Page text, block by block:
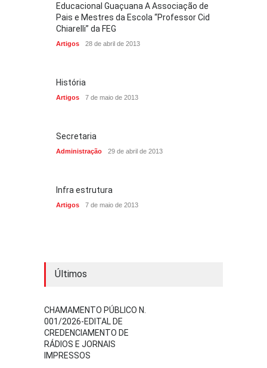
Educacional Guaçuana A Associação de
Pais e Mestres da Escola “Professor Cid
Chiarelli” da FEG
Artigos 28 de abril de 2013
História
Artigos 7 de maio de 2013
Secretaria
Administração 29 de abril de 2013
Infra estrutura
Artigos 7 de maio de 2013
Últimos
CHAMAMENTO PÚBLICO N.
001/2026-EDITAL DE
CREDENCIAMENTO DE
RÁDIOS E JORNAIS
IMPRESSOS